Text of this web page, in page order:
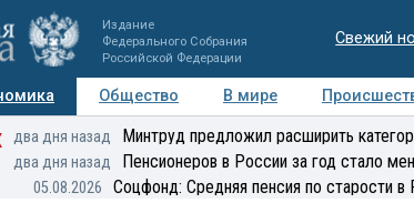
Издание
Федерального Собрания
Российской Федерации
Свежий
Общество В мире
Мнения Регионы Медиацентр
два дня назад Минтруд предложил расширить
два дня назад Пенсионеров в России за год стало
05.08.2026 Соцфонд: Средняя пенсия по старости